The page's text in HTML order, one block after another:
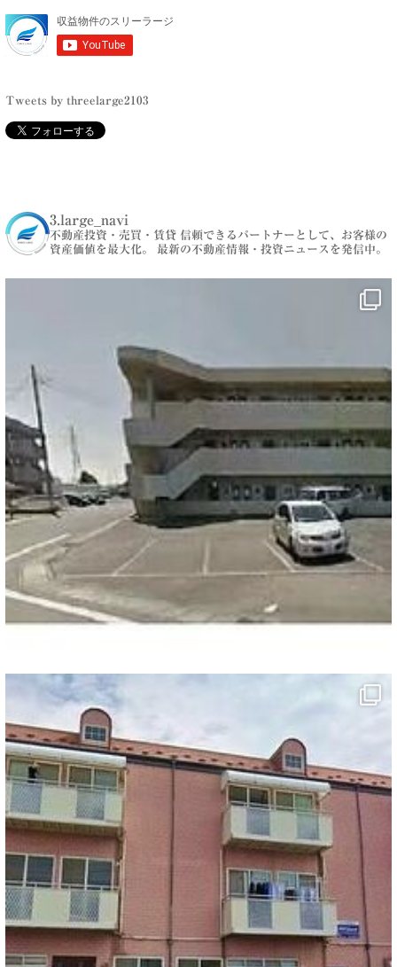
Tweets by threelarge2103
3.large_navi
不動産投資・売買・賃貸 信頼できるパートナーとして、お客様の
資産価値を最大化。
最新の不動産情報・投資ニュースを発信中。